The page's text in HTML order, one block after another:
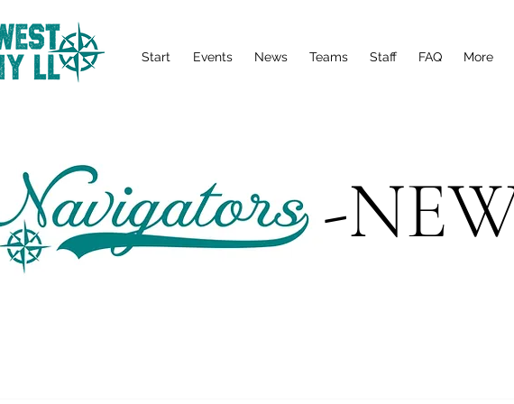
Start Events News Teams Staff FAQ More
-